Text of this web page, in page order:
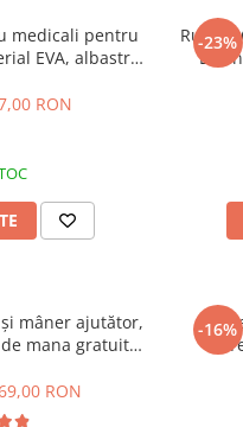
medicali pentru
EVA, albastru,
22.5 centimetri
RON
-23%
Rucsac
mâner ajutător,
mana gratuit
albastru
RON
-16%
Set